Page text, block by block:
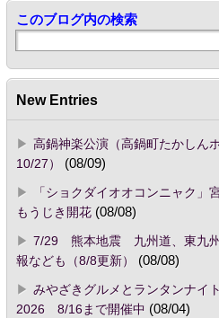
このブログ内の検索
New Entries
高鍋神楽公演（高鍋町たかしん
10/27）
(08/09)
「ショクダイオオコンニャク」
もうじき開花(08/08)
7/29 熊本地震 九州道、東九州
報なども（8/8更新）
(08/08)
みやざきグルメとランタンナイ
2026 8/16まで開催中 (08/04)